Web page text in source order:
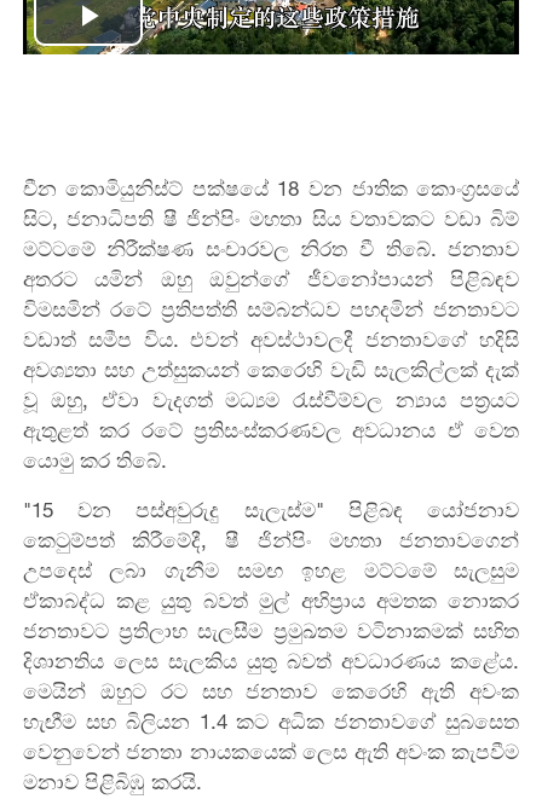
Play
චීන කොමියුනිස්ට් පක්ෂයේ 18 වන ජාතික කොංග්‍රසයේ
සිට, ජනාධිපති ෂී ජින්පිං මහතා සිය වතාවකට වඩා බිම්
මට්ටමේ නිරීක්ෂණ සංචාරවල නිරත වී තිබේ. ජනතාව
අතරට යමින් ඔහු ඔවුන්ගේ ජීවනෝපායන් පිළිබඳව
විමසමින් රටේ ප්‍රතිපත්ති සම්බන්ධව පහදමින් ජනතාවට
වඩාත් සමීප විය. එවන් අවස්ථාවලදී ජනතාවගේ හදිසි
අවශ්‍යතා සහ උත්සුකයන් කෙරෙහි වැඩි සැලකිල්ලක් දැක්
වූ ඔහු, ඒවා වැදගත් මධ්‍යම රැස්වීම්වල න්‍යාය පත්‍රයට
ඇතුළත් කර රටේ ප්‍රතිසංස්කරණවල අවධානය ඒ වෙත
යොමු කර තිබේ.
"15 වන පස්අවුරුදු සැලැස්ම" පිළිබඳ යෝජනාව
කෙටුම්පත් කිරීමේදී, ෂී ජින්පිං මහතා ජනතාවගෙන්
උපදෙස් ලබා ගැනීම සමඟ ඉහළ මට්ටමේ සැලසුම
ඒකාබද්ධ කළ යුතු බවත් මුල් අභිප්‍රාය අමතක නොකර
ජනතාවට ප්‍රතිලාභ සැලසීම ප්‍රමුඛතම වටිනාකමක් සහිත
දිශානතිය ලෙස සැලකිය යුතු බවත් අවධාරණය කළේය.
මෙයින් ඔහුට රට සහ ජනතාව කෙරෙහි ඇති අවංක
හැඟීම සහ බිලියන 1.4 කට අධික ජනතාවගේ සුබසෙත
වෙනුවෙන් ජනතා නායකයෙක් ලෙස ඇති අවංක කැපවීම
මනාව පිළිබිඹු කරයි.